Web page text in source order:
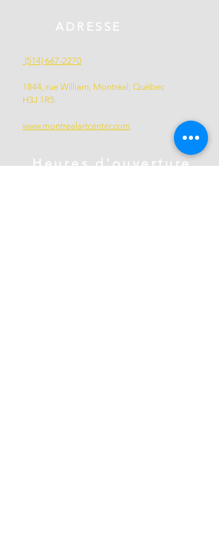
ADRESSE
(514) 667-2270
1844, rue William, Montréal, Québec
H3J 1R5
www.montrealartcenter.com
Heures d'ouverture